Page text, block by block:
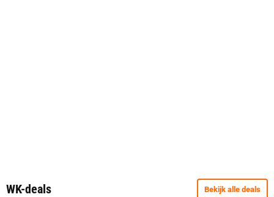
WK-deals Bekijk alle deals